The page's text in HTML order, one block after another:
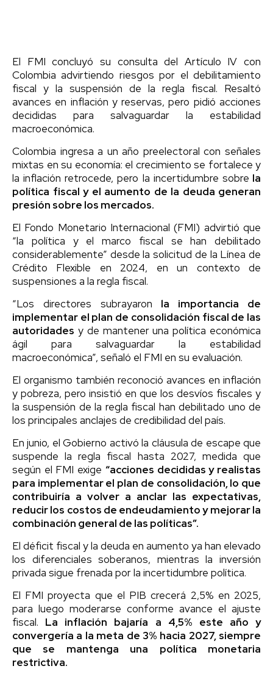
El FMI concluyó su consulta del Artículo IV con
Colombia advirtiendo riesgos por el debilitamiento
fiscal y la suspensión de la regla fiscal. Resaltó
avances en inflación y reservas, pero pidió acciones
decididas para salvaguardar la estabilidad
macroeconómica.
Colombia ingresa a un año preelectoral con señales
mixtas en su economía: el crecimiento se fortalece y
la inflación retrocede, pero la incertidumbre sobre la
política fiscal y el aumento de la deuda generan
presión sobre los mercados.
El Fondo Monetario Internacional (FMI) advirtió que
“la política y el marco fiscal se han debilitado
considerablemente” desde la solicitud de la Línea de
Crédito Flexible en 2024, en un contexto de
suspensiones a la regla fiscal.
“Los directores subrayaron la importancia de
implementar el plan de consolidación fiscal de las
autoridades y de mantener una política económica
ágil para salvaguardar la estabilidad
macroeconómica”, señaló el FMI en su evaluación.
El organismo también reconoció avances en inflación
y pobreza, pero insistió en que los desvíos fiscales y
la suspensión de la regla fiscal han debilitado uno de
los principales anclajes de credibilidad del país.
En junio, el Gobierno activó la cláusula de escape que
suspende la regla fiscal hasta 2027, medida que
según el FMI exige “acciones decididas y realistas
para implementar el plan de consolidación, lo que
contribuiría a volver a anclar las expectativas,
reducir los costos de endeudamiento y mejorar la
combinación general de las políticas”.
El déficit fiscal y la deuda en aumento ya han elevado
los diferenciales soberanos, mientras la inversión
privada sigue frenada por la incertidumbre política.
El FMI proyecta que el PIB crecerá 2,5% en 2025,
para luego moderarse conforme avance el ajuste
fiscal. La inflación bajaría a 4,5% este año y
convergería a la meta de 3% hacia 2027, siempre
que se mantenga una política monetaria
restrictiva.